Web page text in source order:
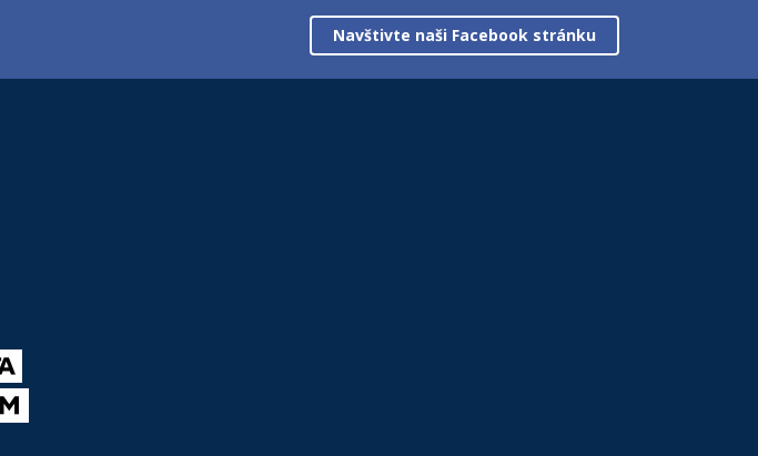
Navštivte naši Facebook stránku